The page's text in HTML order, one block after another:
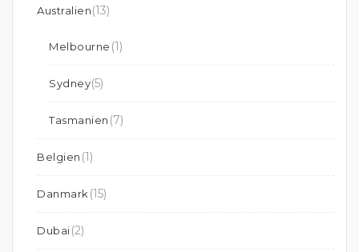
Australien(13)
Melbourne (1)
Sydney(5)
Tasmanien (7)
Belgien (1)
Danmark (15)
Dubai(2)